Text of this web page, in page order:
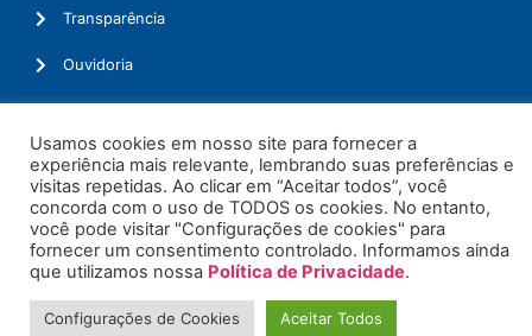
Transparência
Ouvidoria
© 2026. Todos os Direitos Reservados.
Usamos cookies em nosso site para fornecer a
experiência mais relevante, lembrando suas preferências e
visitas repetidas. Ao clicar em “Aceitar todos”, você
concorda com o uso de TODOS os cookies. No entanto,
você pode visitar "Configurações de cookies" para
fornecer um consentimento controlado. Informamos ainda
que utilizamos nossa Política de Privacidade.
Configurações de Cookies Aceitar Todos